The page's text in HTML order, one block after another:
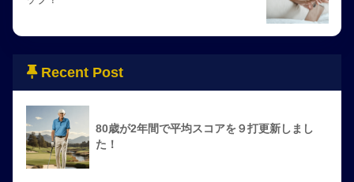
Recent Post
80歳が2年間で平均スコアを９打更新しまし
た！